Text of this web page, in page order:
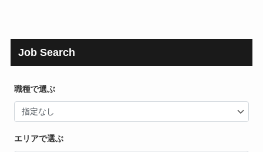
Job Search
職種で選ぶ
エリアで選ぶ